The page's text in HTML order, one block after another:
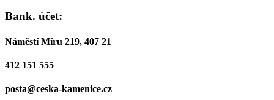
Bank. účet:
Náměstí Míru 219, 407 21
412 151 555
posta@ceska-kamenice.cz